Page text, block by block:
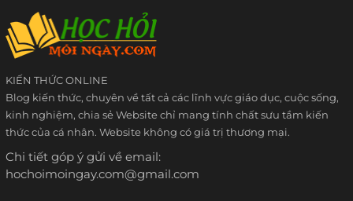
KIẾN THỨC ONLINE
Blog kiến thức, chuyên về tất cả các lĩnh vực giáo dục, cuộc sống,
kinh nghiệm, chia sẻ Website chỉ mang tính chất sưu tầm kiến
thức của cá nhân. Website không có giá trị thương mại.
Chi tiết góp ý gửi về email:
hochoimoingay.com@gmail.com